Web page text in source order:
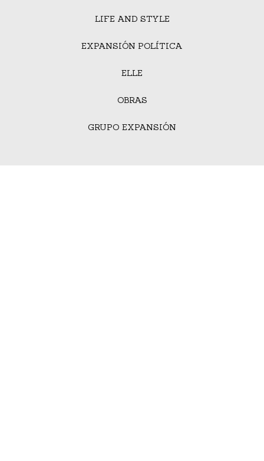
LIFE AND STYLE
EXPANSIÓN POLÍTICA
ELLE
OBRAS
GRUPO EXPANSIÓN